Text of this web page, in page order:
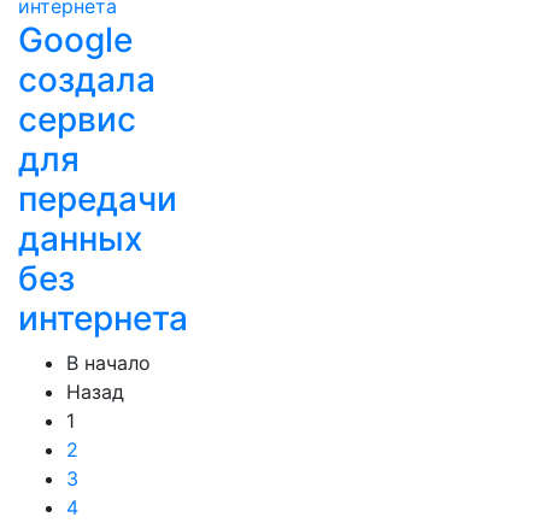
Google
создала
сервис
для
передачи
данных
без
интернета
В начало
Назад
1
2
3
4